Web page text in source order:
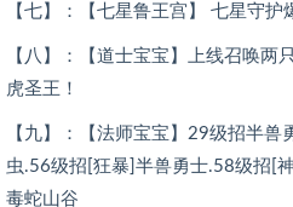
【七】：【七星鲁王宫】 七星守
【八】：【道士宝宝】上线召唤
虎圣王！
【九】：【法师宝宝】29级招半
虫.56级招[狂暴]半兽勇士.58级招[
毒蛇山谷